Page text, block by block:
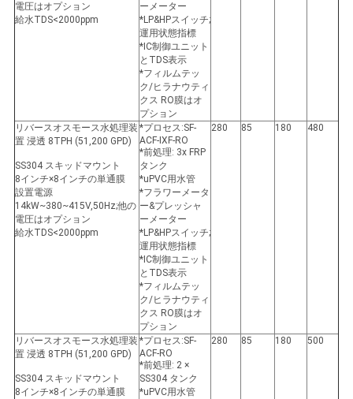
電圧はオプション
給水TDS<2000ppm
ーメーター
*LP&HPスイッチ;
運用状態指標
*IC制御ユニット
とTDS表示
*フィルムテッ
ク/ヒラナウティ
クス RO膜はオ
プション
リバースオスモース水処理装
置 浸透 8TPH (51,200 GPD)
SS304 スキッドマウント
8インチ×8インチの単通膜
設置電源
14kW~380~415V,50Hz;他の
電圧はオプション
給水TDS<2000ppm
*プロセス:SF-
ACF-IXF-RO
*前処理: 3x FRP
タンク
*uPVC用水管
*フラワーメータ
ー&プレッシャ
ーメーター
*LP&HPスイッチ;
運用状態指標
*IC制御ユニット
とTDS表示
*フィルムテッ
ク/ヒラナウティ
クス RO膜はオ
プション
280 85 180 480
リバースオスモース水処理装
置 浸透 8TPH (51,200 GPD)
SS304 スキッドマウント
8インチ×8インチの単通膜
*プロセス:SF-
ACF-RO
*前処理: 2 ×
SS304 タンク
*uPVC用水管
280 85 180 500